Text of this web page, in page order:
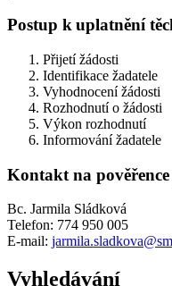
Postup k uplatnění
Přijetí žádosti
Identifikace žadatele
Vyhodnocení žádosti
Rozhodnutí o žádosti
Výkon rozhodnutí
Informování žadatele
Kontakt na
Bc. Jarmila Sládková
Telefon: 774 950 005
E-mail:
Vyhledávání